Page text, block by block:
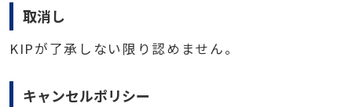
取消し
KIPが了承しない限り認めません。
キャンセルポリシー